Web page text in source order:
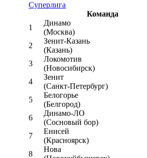
Суперлига
Команда
1
Динамо
(Москва)
2
Зенит-Казань
(Казань)
3
Локомотив
(Новосибирск)
4
Зенит
(Санкт-Петербург)
5
Белогорье
(Белгород)
6
Динамо-ЛО
(Сосновый бор)
7
Енисей
(Красноярск)
8
Нова